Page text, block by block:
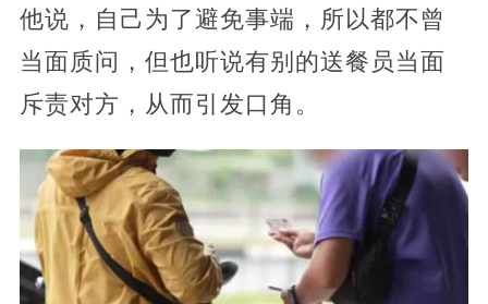
他说，自己为了避免事端，所以都不曾
当面质问，但也听说有别的送餐员当面
斥责对方，从而引发口角。